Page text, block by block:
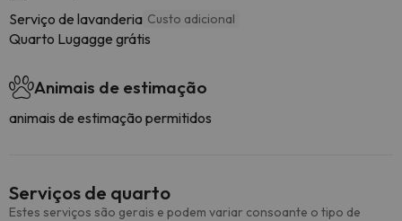
Serviço de lavanderia Custo adicional
Quarto Lugagge grátis
Animais de estimação
animais de estimação permitidos
Serviços de quarto
Estes serviços são gerais e podem variar consoante o tipo de